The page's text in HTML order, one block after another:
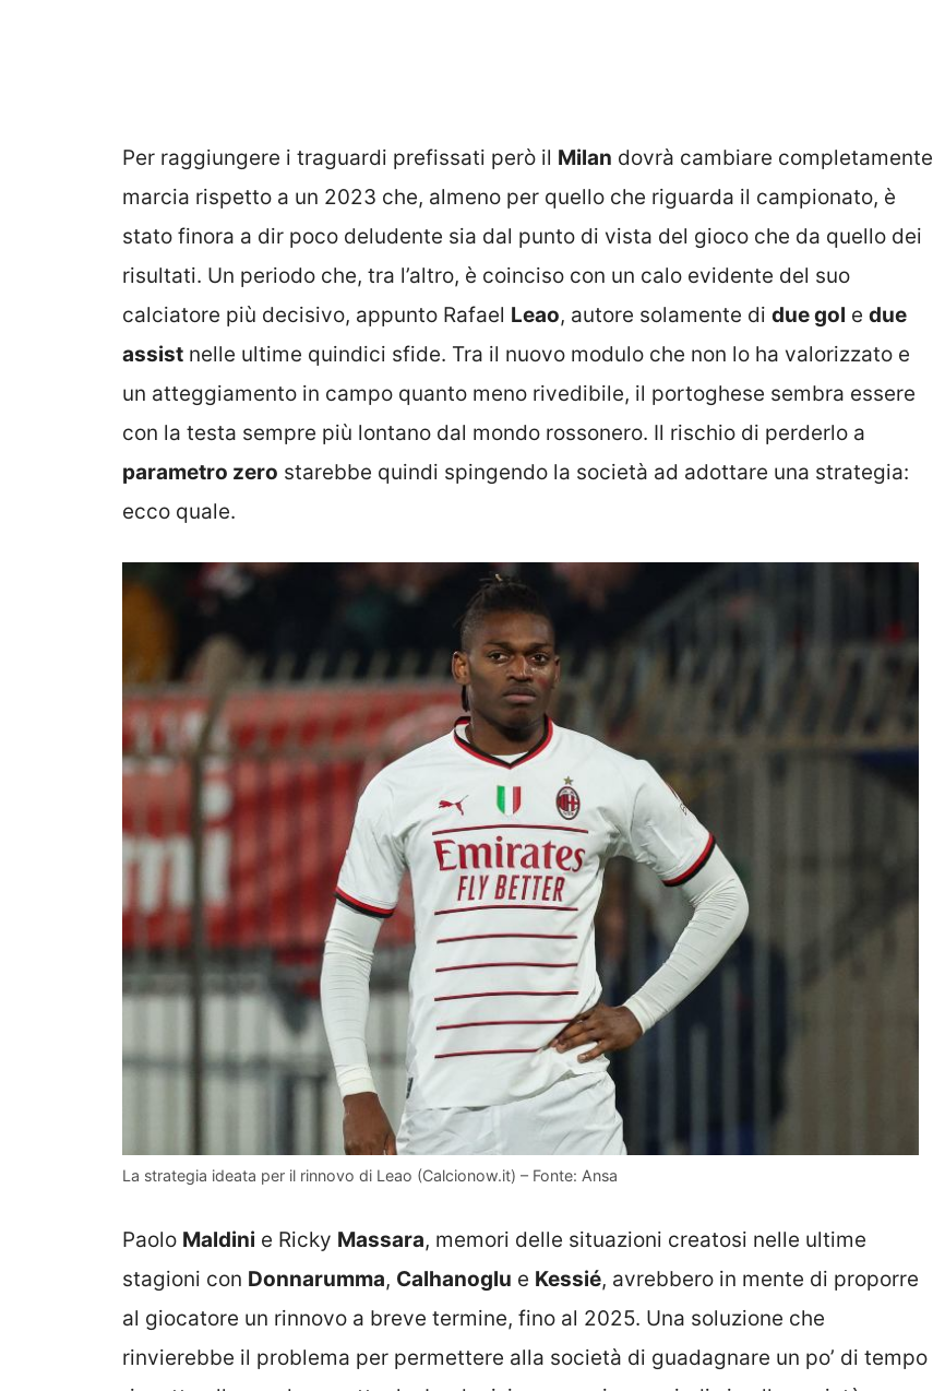
Per raggiungere i traguardi prefissati però il Milan dovrà cambiare completamente
marcia rispetto a un 2023 che, almeno per quello che riguarda il campionato, è
stato finora a dir poco deludente sia dal punto di vista del gioco che da quello dei
risultati. Un periodo che, tra l’altro, è coinciso con un calo evidente del suo
calciatore più decisivo, appunto Rafael Leao, autore solamente di due gol e due
assist nelle ultime quindici sfide. Tra il nuovo modulo che non lo ha valorizzato e
un atteggiamento in campo quanto meno rivedibile, il portoghese sembra essere
con la testa sempre più lontano dal mondo rossonero. Il rischio di perderlo a
parametro zero starebbe quindi spingendo la società ad adottare una strategia:
ecco quale.
La strategia ideata per il rinnovo di Leao (Calcionow.it) – Fonte: Ansa
Paolo Maldini e Ricky Massara, memori delle situazioni creatosi nelle ultime
stagioni con Donnarumma, Calhanoglu e Kessié, avrebbero in mente di proporre
al giocatore un rinnovo a breve termine, fino al 2025. Una soluzione che
rinvierebbe il problema per permettere alla società di guadagnare un po’ di tempo